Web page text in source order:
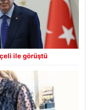
ile görüştü